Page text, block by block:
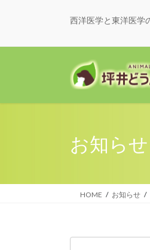
西洋医学と東洋医学
お知らせ
HOME お知らせ